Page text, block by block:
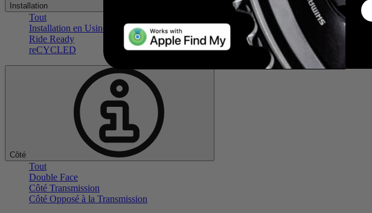
Installation
Tout
Installation en Usine
Ride Ready
reCYCLED
Côté
Tout
Double Face
Côté Transmission
Côté Opposé à la Transmission